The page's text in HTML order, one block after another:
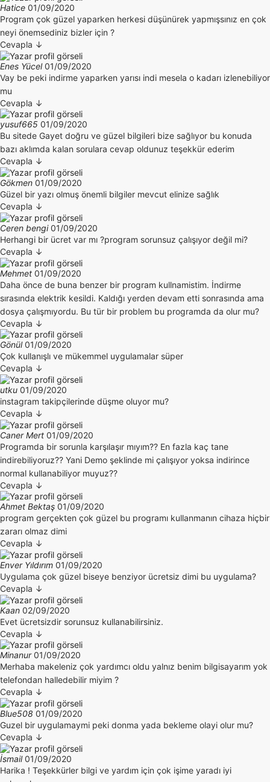
Hatice 01/09/2020
Program çok güzel yaparken herkesi düşünürek yapmışsınız en çok
neyi önemsediniz bizler için ?
Cevapla ↓
Enes Yücel 01/09/2020
Vay be peki indirme yaparken yarısı indi mesela o kadarı izlenebiliyor
mu
Cevapla ↓
yusuf665 01/09/2020
Bu sitede Gayet doğru ve güzel bilgileri bize sağlıyor bu konuda
bazı aklımda kalan sorulara cevap oldunuz teşekkür ederim
Cevapla ↓
Gökmen 01/09/2020
Güzel bir yazı olmuş önemli bilgiler mevcut elinize sağlık
Cevapla ↓
Ceren bengi 01/09/2020
Herhangi bir ücret var mı ?program sorunsuz çalışıyor değil mi?
Cevapla ↓
Mehmet 01/09/2020
Daha önce de buna benzer bir program kullnamistim. İndirme
sırasında elektrik kesildi. Kaldığı yerden devam etti sonrasında ama
dosya çalışmıyordu. Bu tür bir problem bu programda da olur mu?
Cevapla ↓
Gönül 01/09/2020
Çok kullanışlı ve mükemmel uygulamalar süper
Cevapla ↓
utku 01/09/2020
instagram takipçilerinde düşme oluyor mu?
Cevapla ↓
Caner Mert 01/09/2020
Programda bir sorunla karşılaşır mıyım?? En fazla kaç tane
indirebiliyoruz?? Yani Demo şeklinde mi çalışıyor yoksa indirince
normal kullanabiliyor muyuz??
Cevapla ↓
Ahmet Bektaş 01/09/2020
program gerçekten çok güzel bu programı kullanmanın cihaza hiçbir
zararı olmaz dimi
Cevapla ↓
Enver Yıldırım 01/09/2020
Uygulama çok güzel biseye benziyor ücretsiz dimi bu uygulama?
Cevapla ↓
Kaan 02/09/2020
Evet ücretsizdir sorunsuz kullanabilirsiniz.
Cevapla ↓
Minanur 01/09/2020
Merhaba makeleniz çok yardımcı oldu yalnız benim bilgisayarım yok
telefondan halledebilir miyim ?
Cevapla ↓
Blue508 01/09/2020
Guzel bir uygulamaymi peki donma yada bekleme olayi olur mu?
Cevapla ↓
İsmail 01/09/2020
Harika ! Teşekkürler bilgi ve yardım için çok işime yaradı iyi